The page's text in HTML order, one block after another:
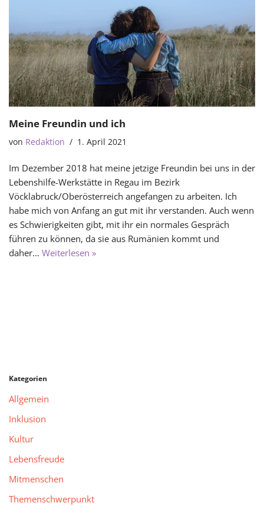
Meine Freundin und ich
von Redaktion 1. April 2021
Im Dezember 2018 hat meine jetzige Freundin bei uns in der
Lebenshilfe-Werkstätte in Regau im Bezirk
Vöcklabruck/Oberösterreich angefangen zu arbeiten. Ich
habe mich von Anfang an gut mit ihr verstanden. Auch wenn
es Schwierigkeiten gibt, mit ihr ein normales Gespräch
führen zu können, da sie aus Rumänien kommt und
daher… Weiterlesen »
Kategorien
Allgemein
Inklusion
Kultur
Lebensfreude
Mitmenschen
Themenschwerpunkt